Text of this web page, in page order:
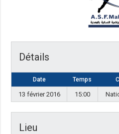
Détails
Date Temps
13 février 2016 15:00
Lieu